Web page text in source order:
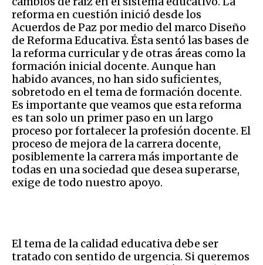
reforma en cuestión inició desde los
Acuerdos de Paz por medio del marco Diseño
de Reforma Educativa. Ésta sentó las bases de
la reforma curricular y de otras áreas como la
formación inicial docente. Aunque han
habido avances, no han sido suficientes,
sobretodo en el tema de formación docente.
Es importante que veamos que esta reforma
es tan solo un primer paso en un largo
proceso por fortalecer la profesión docente. El
proceso de mejora de la carrera docente,
posiblemente la carrera más importante de
todas en una sociedad que desea superarse,
exige de todo nuestro apoyo.
El tema de la calidad educativa debe ser
tratado con sentido de urgencia. Si queremos